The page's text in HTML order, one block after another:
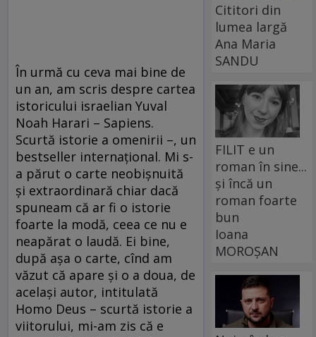
În urmă cu ceva mai bine de
un an, am scris despre cartea
istoricului israelian Yuval
Noah Harari – Sapiens.
Scurtă istorie a omenirii –, un
bestseller internațional. Mi s-
a părut o carte neobișnuită
și extraordinară chiar dacă
spuneam că ar fi o istorie
foarte la modă, ceea ce nu e
neapărat o laudă. Ei bine,
după așa o carte, cînd am
văzut că apare și o a doua, de
același autor, intitulată
Homo Deus – scurtă istorie a
viitorului, mi-am zis că e
Cititori din
lumea largă
Ana Maria
SANDU
FILIT e un
roman în sine...
și încă un
roman foarte
bun
Ioana
MOROȘAN